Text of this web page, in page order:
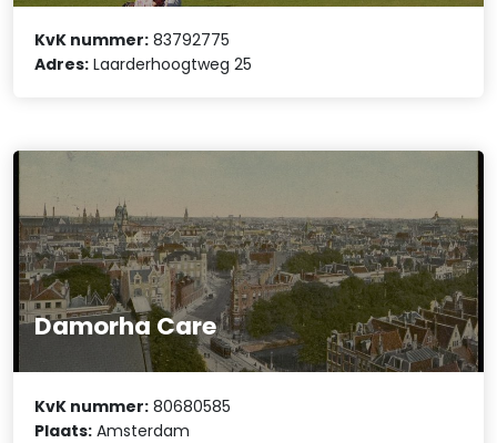
KvK nummer: 83792775
Adres: Laarderhoogtweg 25
Damorha Care
KvK nummer: 80680585
Plaats: Amsterdam